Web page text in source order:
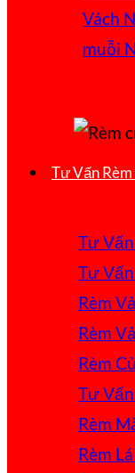
Vách
muỗi
Tư Vấn
Tư
Tư
Rèm
Rèm
Rèm
Tư
Rèm
Rèm